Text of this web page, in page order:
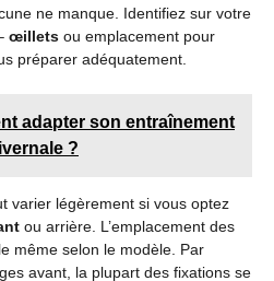
ne manque. Identifiez sur votre
œillets ou emplacement pour
préparer adéquatement.
adapter son entraînement
?
varier légèrement si vous optez
ou arrière. L’emplacement des
même selon le modèle. Par
avant, la plupart des fixations se